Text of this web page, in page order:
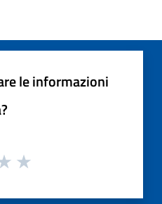
le informazioni